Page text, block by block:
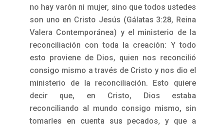
no hay varón ni mujer, sino que todos ustedes
son uno en Cristo Jesús (Gálatas 3:28, Reina
Valera Contemporánea) y el ministerio de la
reconciliación con toda la creación: Y todo
esto proviene de Dios, quien nos reconcilió
consigo mismo a través de Cristo y nos dio el
ministerio de la reconciliación. Esto quiere
decir que, en Cristo, Dios estaba
reconciliando al mundo consigo mismo, sin
tomarles en cuenta sus pecados, y que a